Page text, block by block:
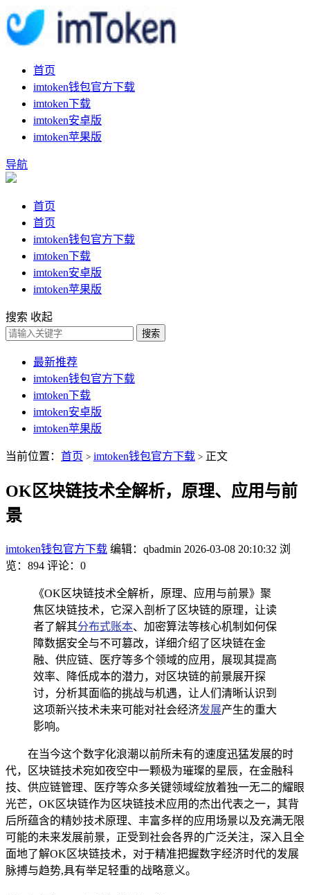
首页
imtoken钱包官方下载
imtoken下载
imtoken安卓版
imtoken苹果版
导航
首页
首页
imtoken钱包官方下载
imtoken下载
imtoken安卓版
imtoken苹果版
搜索 收起
搜索
最新推荐
imtoken钱包官方下载
imtoken下载
imtoken安卓版
imtoken苹果版
当前位置： 首页 > imtoken钱包官方下载 > 正文
OK区块链技术全解析，原理、应用与前
景
imtoken钱包官方下载 编辑：qbadmin 2026-03-08 20:10:32 浏
览：894 评论：0
《OK区块链技术全解析，原理、应用与前景》聚
焦区块链技术，它深入剖析了区块链的原理，让读
者了解其分布式账本、加密算法等核心机制如何保
障数据安全与不可篡改，详细介绍了区块链在金
融、供应链、医疗等多个领域的应用，展现其提高
效率、降低成本的潜力，对区块链的前景展开探
讨，分析其面临的挑战与机遇，让人们清晰认识到
这项新兴技术未来可能对社会经济发展产生的重大
影响。
在当今这个数字化浪潮以前所未有的速度迅猛发展的时
代，区块链技术宛如夜空中一颗极为璀璨的星辰，在金融科
技、供应链管理、医疗等众多关键领域绽放着独一无二的耀眼
光芒，OK区块链作为区块链技术应用的杰出代表之一，其背
后所蕴含的精妙技术原理、丰富多样的应用场景以及充满无限
可能的未来发展前景，正受到社会各界的广泛关注，深入且全
面地了解OK区块链技术，对于精准把握数字经济时代的发展
脉搏与趋势,具有举足轻重的战略意义。